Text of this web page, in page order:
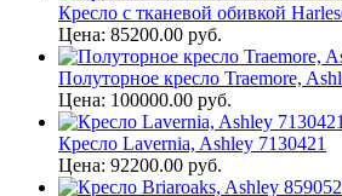
Кресло с тканевой обивкой
Цена: 85200.00 руб.
Полуторное кресло Traemore,
Цена: 100000.00 руб.
Кресло Lavernia, Ashley 7130421
Цена: 92200.00 руб.